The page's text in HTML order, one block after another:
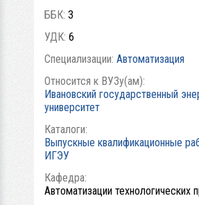
ББК: 3
УДК: 6
Специализации: Автоматизация
Относится к ВУЗу(ам):
Ивановский государственный
университет
Каталоги:
Выпускные квалификационные
ИГЭУ
Кафедра:
Автоматизации технологических